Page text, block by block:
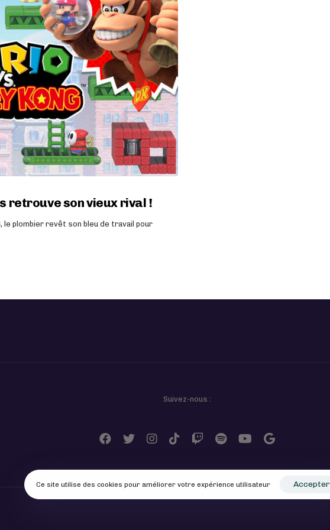
retrouve son vieux rival !
le plombier revêt son bleu de travail pour
Suivez-nous :
Ce site utilise des cookies pour améliorer votre expérience utilisateur Accepter